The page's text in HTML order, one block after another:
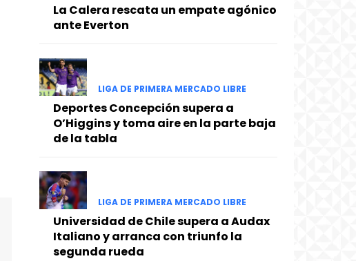
La Calera rescata un empate agónico
ante Everton
LIGA DE PRIMERA MERCADO LIBRE
Deportes Concepción supera a
O’Higgins y toma aire en la parte baja
de la tabla
LIGA DE PRIMERA MERCADO LIBRE
Universidad de Chile supera a Audax
Italiano y arranca con triunfo la
segunda rueda